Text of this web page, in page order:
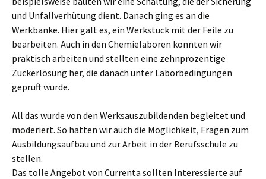
und Unfallverhütung dient. Danach ging es an die
Werkbänke. Hier galt es, ein Werkstück mit der Feile zu
bearbeiten. Auch in den Chemielaboren konnten wir
praktisch arbeiten und stellten eine zehnprozentige
Zuckerlösung her, die danach unter Laborbedingungen
geprüft wurde.
All das wurde von den Werksauszubildenden begleitet und
moderiert. So hatten wir auch die Möglichkeit, Fragen zum
Ausbildungsaufbau und zur Arbeit in der Berufsschule zu
stellen.
Das tolle Angebot von Currenta sollten Interessierte auf